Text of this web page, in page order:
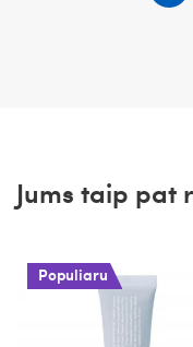
Jums taip pat
Populiaru